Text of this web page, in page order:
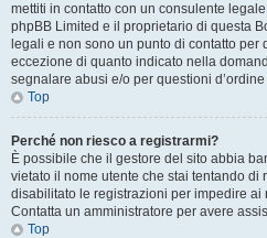
mettiti in contatto con un consulente
phpBB Limited e il proprietario di questa
legali e non sono un punto di contatto
eccezione di quanto indicato nella
segnalare abusi e/o per questioni
Top
Perché non riesco a registrarmi?
È possibile che il gestore del sito abbia
vietato il nome utente che stai tentando di
disabilitato le registrazioni per impedire ai
Contatta un amministratore per avere
Top